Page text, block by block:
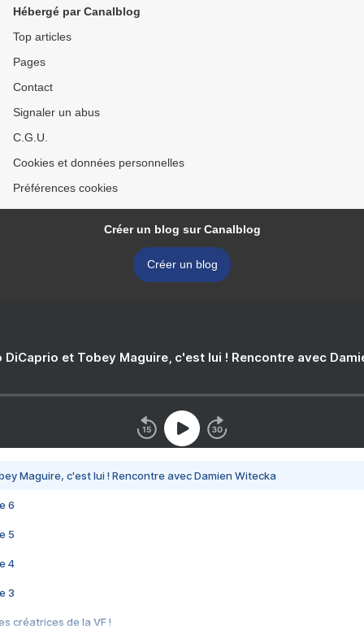
Hébergé par Canalblog
Top articles
Pages
Contact
Signaler un abus
C.G.U.
Cookies et données personnelles
Préférences cookies
Créer un blog sur Canalblog
Créer un blog
DiCaprio et Tobey Maguire, c'est lui ! Rencontre avec
Maguire, c'est lui ! Rencontre avec Damien Witecka
6
5
4
3
créatrices de la VF !